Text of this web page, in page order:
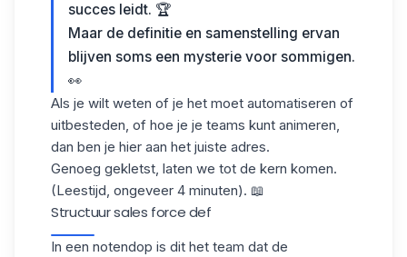
succes leidt. 🏆
Maar de definitie en samenstelling ervan
blijven soms een mysterie voor sommigen.
👀
Als je wilt weten of je het moet automatiseren of
uitbesteden, of hoe je je teams kunt animeren,
dan ben je hier aan het juiste adres.
Genoeg gekletst, laten we tot de kern komen.
(Leestijd, ongeveer 4 minuten). 📖
Structuur sales force def​
In een notendop is dit het team dat de